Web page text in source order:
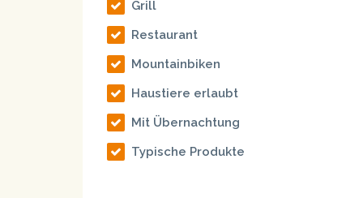
Grill
Restaurant
Mountainbiken
Haustiere erlaubt
Mit Übernachtung
Typische Produkte